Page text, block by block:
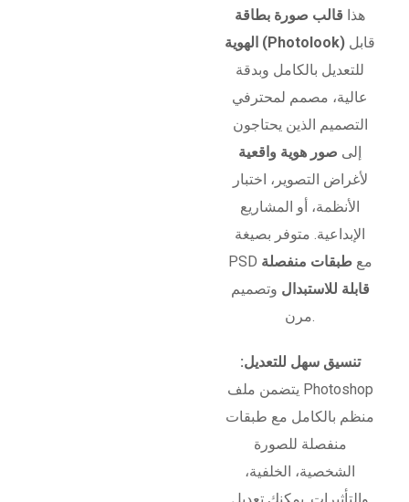
هذا قالب صورة بطاقة
الهوية (Photolook)
للتعديل بالكامل وبدقة
عالية، مصمم لمحترفي
التصميم الذين يحتاجون
إلى صور هوية واقعية
لأغراض التصوير، اختبار
الأنظمة، أو المشاريع
الإبداعية. متوفر بصيغة
PSD معطبقات منفصلة
قابلة للاستبدال وتصميم
مرن.
تنسيق سهل للتعديل:
يتضمن ملف Photoshop
منظم بالكامل مع طبقات
منفصلة للصورة
الشخصية، الخلفية،